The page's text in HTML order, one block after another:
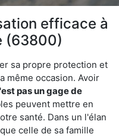
efficace à
(63800)
sa propre protection et
même occasion. Avoir
pas un gage de
peuvent mettre en
santé. Dans un l'élan
celle de sa famille